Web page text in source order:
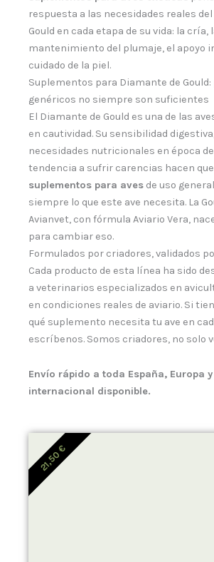
respuesta a las necesidades reales
Gould en cada etapa de su vida: la cría,
mantenimiento del plumaje, el apoyo
cuidado de la piel.
Suplementos para Diamante de Gould:
genéricos no siempre son suficientes
El Diamante de Gould es una de las
en cautividad. Su sensibilidad
necesidades nutricionales en época
tendencia a sufrir carencias hacen
suplementos para aves de uso
siempre lo que este ave necesita. La
Avianvet, con fórmula Aviario Vera,
para cambiar eso.
Formulados por criadores, validados
Cada producto de esta línea ha sido
a veterinarios especializados en
en condiciones reales de aviario. Si
qué suplemento necesita tu ave en
escríbenos. Somos criadores, no solo
Envío rápido a toda España, Europa
internacional disponible.
21,50€